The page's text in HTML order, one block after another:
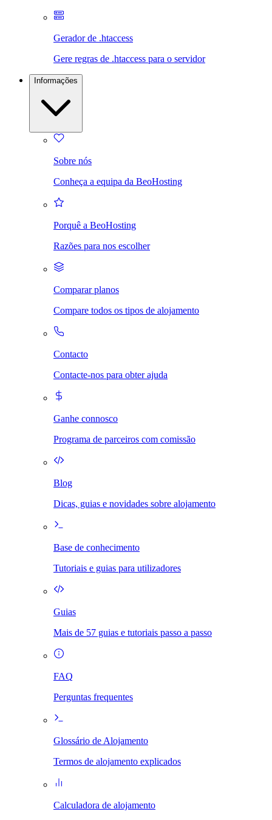
Gerador de .htaccess
Gere regras de .htaccess para o servidor
Informações
Sobre nós
Conheça a equipa da BeoHosting
Porquê a BeoHosting
Razões para nos escolher
Comparar planos
Compare todos os tipos de alojamento
Contacto
Contacte-nos para obter ajuda
Ganhe connosco
Programa de parceiros com comissão
Blog
Dicas, guias e novidades sobre alojamento
Base de conhecimento
Tutoriais e guias para utilizadores
Guias
Mais de 57 guias e tutoriais passo a passo
FAQ
Perguntas frequentes
Glossário de Alojamento
Termos de alojamento explicados
Calculadora de alojamento